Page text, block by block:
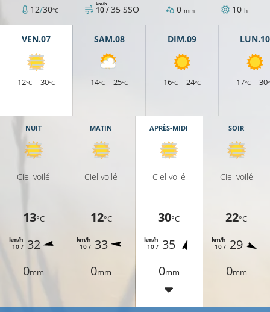
12/30°C 10 /
km/h 35 SSO 0 mm 10 h
VEN.07
12°C 30°C
SAM.08
14°C 25°C
DIM.09
16°C 24°C
LUN.10
17°C 30
NUIT
Ciel voilé
13°C
10 /
km/h 32
0mm
MATIN
Ciel voilé
12°C
10 /
km/h 33
0mm
APRÈS-MIDI
Ciel voilé
30°C
10 /
km/h 35
0mm
SOIR
Ciel voilé
22°C
10 /
km/h 29
0mm